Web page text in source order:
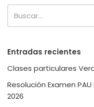
Entradas recientes
Clases particulares
Resolución Examen
2026